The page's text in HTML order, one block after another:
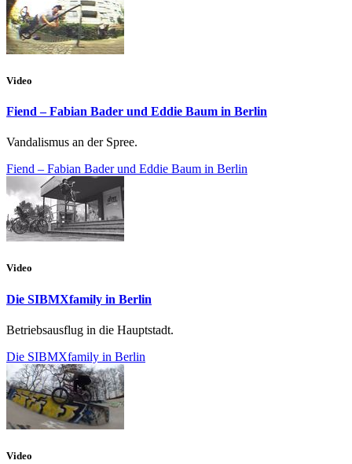
Video
Fiend – Fabian Bader und Eddie Baum in Berlin
Vandalismus an der Spree.
Fiend – Fabian Bader und Eddie Baum in Berlin
Video
Die SIBMXfamily in Berlin
Betriebsausflug in die Hauptstadt.
Die SIBMXfamily in Berlin
Video